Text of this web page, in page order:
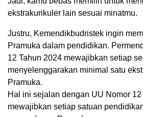
ekstrakurikuler lain sesuai minatmu.
Justru, Kemendikbudristek ingin
Pramuka dalam pendidikan.
12 Tahun 2024 mewajibkan setiap
menyelenggarakan minimal satu
Pramuka.
Hal ini sejalan dengan UU Nomor
mewajibkan setiap satuan